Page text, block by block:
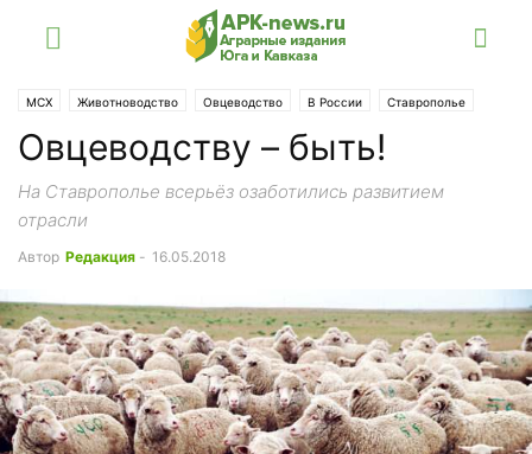
МСХ Животноводство Овцеводство В России Ставрополье
Статьи
Овцеводству – быть!
На Ставрополье всерьёз озаботились развитием
отрасли
Автор Редакция - 16.05.2018